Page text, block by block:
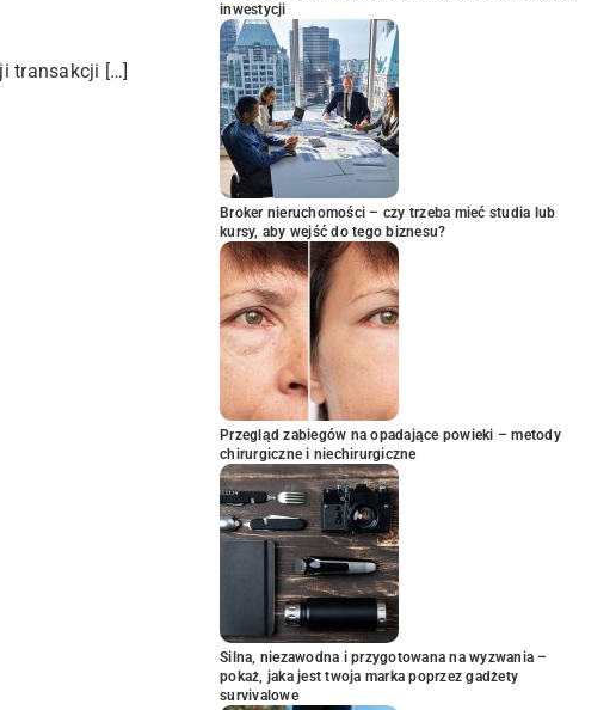
transakcji […]
inwestycji
Broker nieruchomości – czy trzeba mieć studia lub
kursy, aby wejść do tego biznesu?
Przegląd zabiegów na opadające powieki – metody
chirurgiczne i niechirurgiczne
Silna, niezawodna i przygotowana na wyzwania –
pokaż, jaka jest twoja marka poprzez gadżety
survivalowe